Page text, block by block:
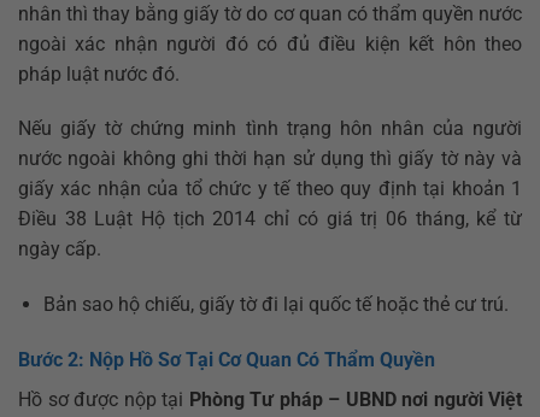
nhân thì thay bằng giấy tờ do cơ quan có thẩm quyền nước
ngoài xác nhận người đó có đủ điều kiện kết hôn theo
pháp luật nước đó.
Nếu giấy tờ chứng minh tình trạng hôn nhân của người
nước ngoài không ghi thời hạn sử dụng thì giấy tờ này và
giấy xác nhận của tổ chức y tế theo quy định tại khoản 1
Điều 38 Luật Hộ tịch 2014 chỉ có giá trị 06 tháng, kể từ
ngày cấp.
Bản sao hộ chiếu, giấy tờ đi lại quốc tế hoặc thẻ cư trú.
Bước 2: Nộp Hồ Sơ Tại Cơ Quan Có Thẩm Quyền
Hồ sơ được nộp tại Phòng Tư pháp – UBND nơi người Việt